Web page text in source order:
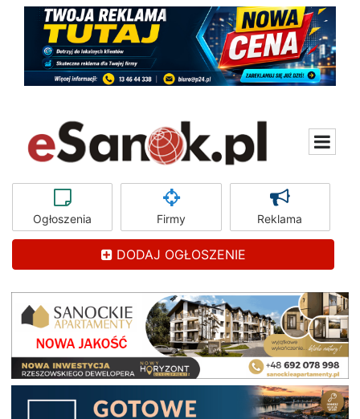
Ogłoszenia Firmy Reklama
DODAJ OGŁOSZENIE